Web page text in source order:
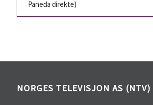
Paneda direkte)
NORGES TELEVISJON AS (NTV)